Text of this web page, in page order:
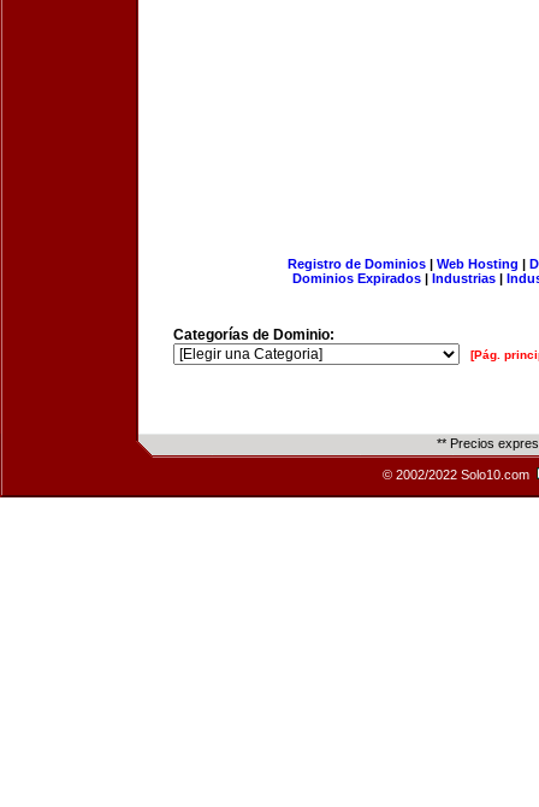
Registro de Dominios| Web Hosting |
Dominios Expirados | Industrias |
Categorías de Dominio:
[Pág.
** Precios
© 2002/2022 Solo10.com